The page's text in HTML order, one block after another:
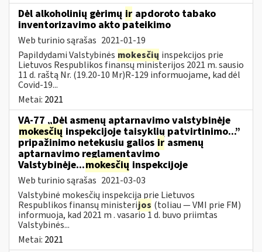
Dėl alkoholinių gėrimų ir apdoroto tabako
inventorizavimo akto pateikimo
Web turinio sąrašas 2021-01-19
Papildydami Valstybinės mokesčių inspekcijos prie
Lietuvos Respublikos finansų ministerijos 2021 m. sausio
11 d. raštą Nr. (19.20-10 Mr)R-129 informuojame, kad dėl
Covid-19...
Metai: 2021
VA-77 „Dėl asmenų aptarnavimo valstybinėje
mokesčių inspekcijoje taisyklių patvirtinimo...”
pripažinimo netekusiu galios ir asmenų
aptarnavimo reglamentavimo
Valstybinėje...mokesčių inspekcijoje
Web turinio sąrašas 2021-03-03
Valstybinė mokesčių inspekcija prie Lietuvos
Respublikos finansų ministerijos (toliau — VMI prie FM)
informuoja, kad 2021 m . vasario 1 d. buvo priimtas
Valstybinės...
Metai: 2021